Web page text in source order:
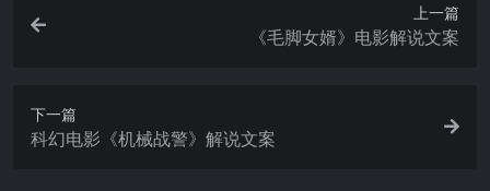
上一篇
《毛脚女婿》电影解说文案
下一篇
科幻电影《机械战警》解说文案